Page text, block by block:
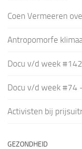
Coen Vermeeren
Antropomorfe
Docu v/d week
Docu v/d week #74
Activisten bij
GEZONDHEID